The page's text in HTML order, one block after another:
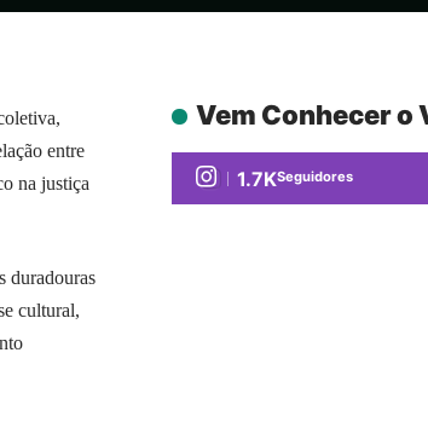
entre
na justiça
duradouras
cultural,
Vem Conhecer o
1.7KSeguidores